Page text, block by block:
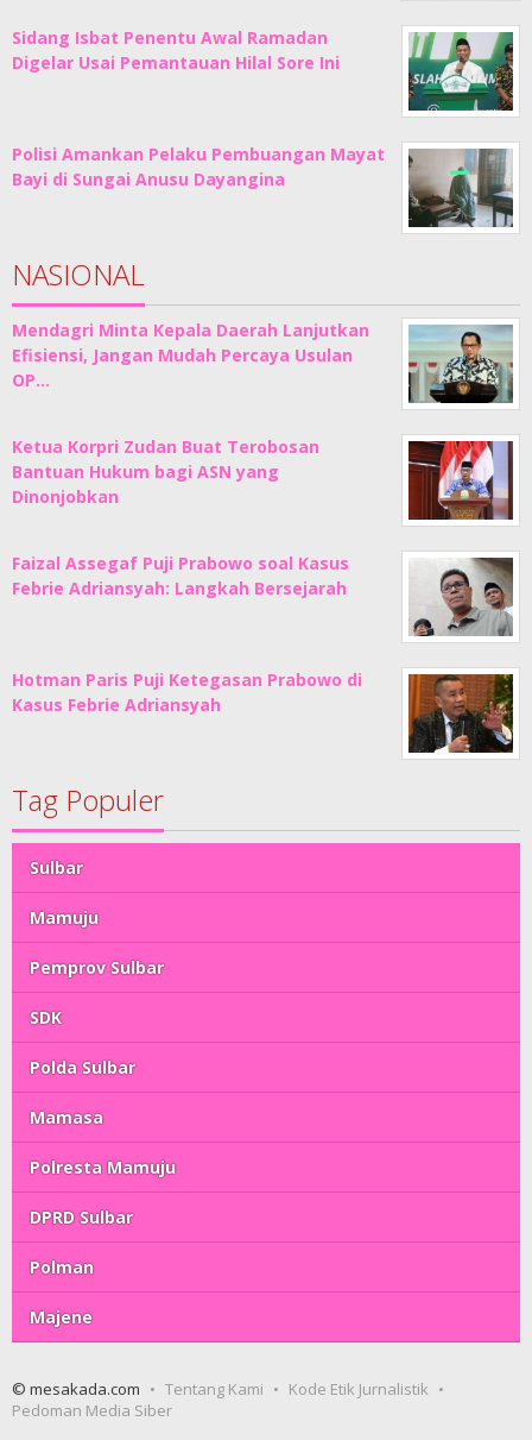
Sidang Isbat Penentu Awal Ramadan
Digelar Usai Pemantauan Hilal Sore Ini
Polisi Amankan Pelaku Pembuangan Mayat
Bayi di Sungai Anusu Dayangina
NASIONAL
Mendagri Minta Kepala Daerah Lanjutkan
Efisiensi, Jangan Mudah Percaya Usulan
OP…
Ketua Korpri Zudan Buat Terobosan
Bantuan Hukum bagi ASN yang
Dinonjobkan
Faizal Assegaf Puji Prabowo soal Kasus
Febrie Adriansyah: Langkah Bersejarah
Hotman Paris Puji Ketegasan Prabowo di
Kasus Febrie Adriansyah
Tag Populer
Sulbar
Mamuju
Pemprov Sulbar
SDK
Polda Sulbar
Mamasa
Polresta Mamuju
DPRD Sulbar
Polman
Majene
© mesakada.com Tentang Kami
Kode Etik Jurnalistik
Pedoman Media Siber